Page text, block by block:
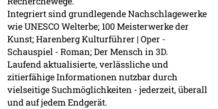
Integriert sind grundlegende Nachschlagewerke
wie UNESCO Welterbe; 100 Meisterwerke der
Kunst; Harenberg Kulturführer | Oper -
Schauspiel - Roman; Der Mensch in 3D.
Laufend aktualisierte, verlässliche und
zitierfähige Informationen nutzbar durch
vielseitige Suchmöglichkeiten - jederzeit, überall
und auf jedem Endgerät.